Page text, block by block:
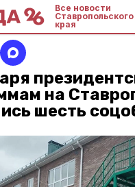
Все новости
Ставропольского
края
на
шесть